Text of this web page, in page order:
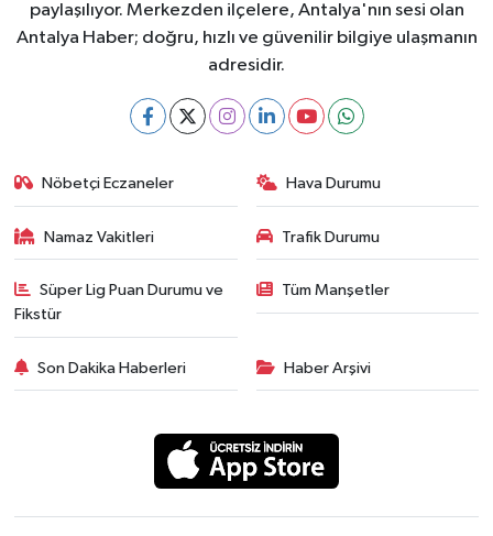
paylaşılıyor. Merkezden ilçelere, Antalya'nın sesi olan
Antalya Haber; doğru, hızlı ve güvenilir bilgiye ulaşmanın
adresidir.
Nöbetçi Eczaneler Hava Durumu
Namaz Vakitleri Trafik Durumu
Süper Lig Puan Durumu ve
Fikstür
Tüm Manşetler
Son Dakika Haberleri Haber Arşivi